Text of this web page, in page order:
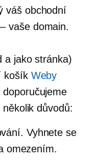
váš obchodní
vašedomain.
a jako stránka)
košík Weby
doporučujeme
důvodů:
Vyhnete se
omezením.